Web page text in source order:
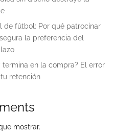
de fútbol: Por qué patrocinar
la preferencia del
termina en la compra? El error
retención
mostrar.